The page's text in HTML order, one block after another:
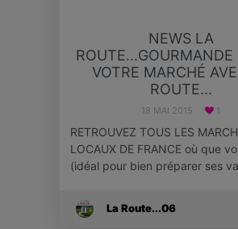
NEWS LA
ROUTE...GOURMANDE
VOTRE MARCHÉ
ROUTE...
18 MAI 2015 1
RETROUVEZ TOUS LES
LOCAUX DE FRANCE où que
(idéal pour bien préparer ses
La Route...06